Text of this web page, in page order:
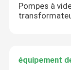
Pompes à
équipement